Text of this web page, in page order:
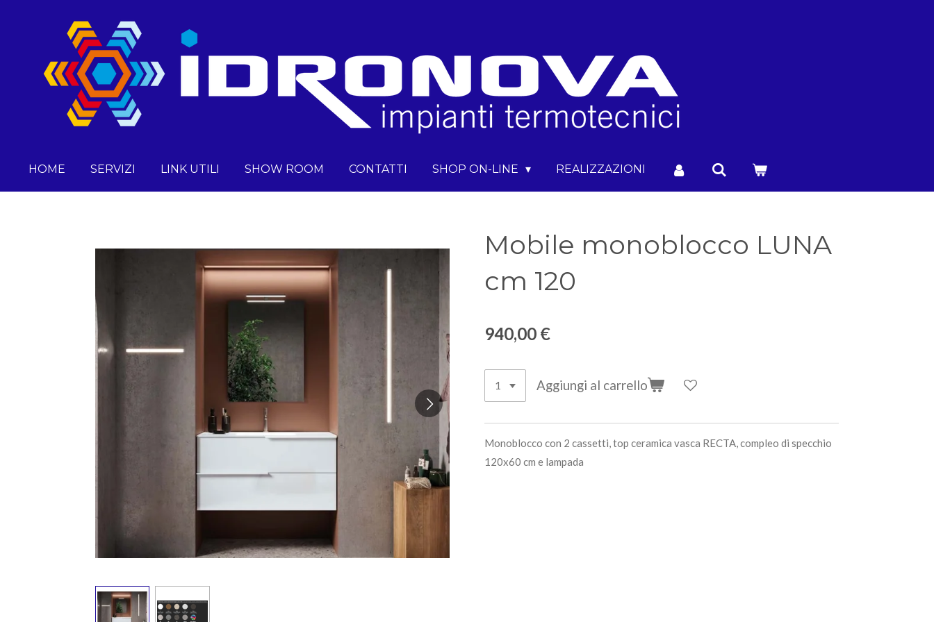
principale
HOME SERVIZI LINK UTILI SHOW ROOM CONTATTI SHOP ON-LINE REALIZZAZIONI
Mobile monoblocco LUNA
cm 120
940,00 €
Aggiungi al carrello
Monoblocco con 2 cassetti, top ceramica vasca RECTA, compleo di specchio
120x60 cm e lampada